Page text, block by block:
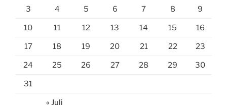
3 4 5 6 7 8 9
10 11 12 13 14 15 16
17 18 19 20 21 22 23
24 25 26 27 28 29 30
31
« Juli